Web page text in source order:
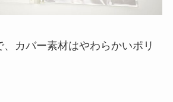
、カバー素材はやわらかいポリ